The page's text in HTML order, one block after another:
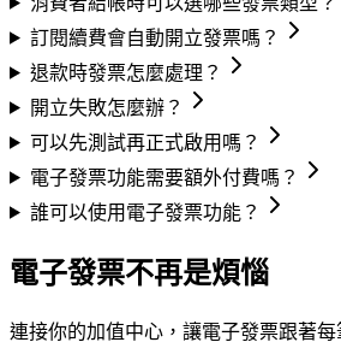
訂閱續費會自動開立發票嗎？
退款時發票怎麼處理？
開立失敗怎麼辦？
可以先測試再正式啟用嗎？
電子發票功能需要額外付費嗎？
誰可以使用電子發票功能？
電子發票不再是煩惱
連接你的加值中心，讓電子發票跟著